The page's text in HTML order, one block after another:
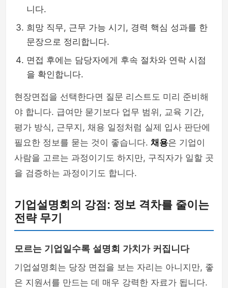
니다.
희망 직무, 근무 가능 시기, 경력 핵심 성과를 한
문장으로 정리합니다.
면접 후에는 담당자에게 후속 절차와 연락 시점
을 확인합니다.
현장면접을 선택한다면 질문 리스트도 미리 준비해
야 합니다. 급여만 묻기보다 업무 범위, 교육 기간,
평가 방식, 근무지, 채용 일정처럼 실제 입사 판단에
필요한 정보를 묻는 것이 좋습니다. 채용은 기업이
사람을 고르는 과정이기도 하지만, 구직자가 일할 곳
을 검증하는 과정이기도 합니다.
기업설명회의 강점: 정보 격차를 줄이는
전략 무기
모르는 기업일수록 설명회 가치가 커집니다
기업설명회는 당장 면접을 보는 자리는 아니지만, 좋
은 지원서를 만드는 데 매우 강력한 자료가 됩니다.